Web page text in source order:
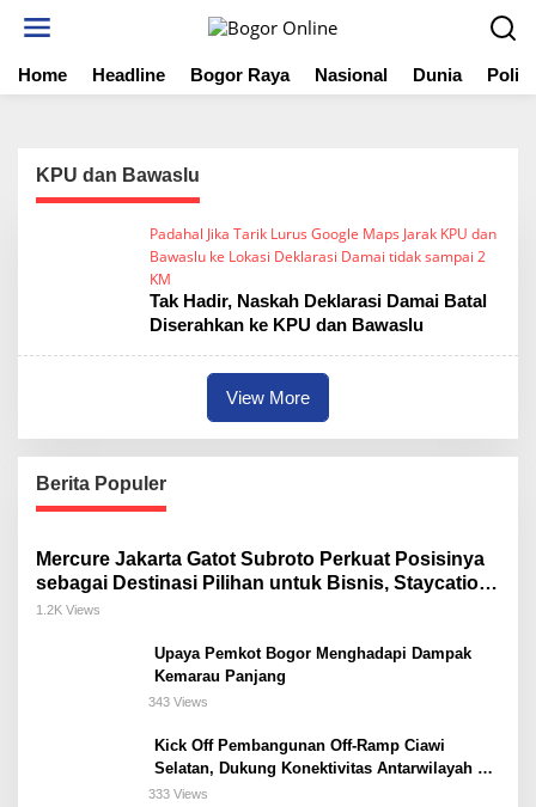
t
Home Headline Bogor Raya Nasional Dunia
KPU dan Bawaslu
Padahal Jika Tarik Lurus Google Maps Jarak KPU dan
Bawaslu ke Lokasi Deklarasi Damai tidak sampai 2
KM
Tak Hadir, Naskah Deklarasi Damai Batal
Diserahkan ke KPU dan Bawaslu
View More
Berita Populer
Mercure Jakarta Gatot Subroto Perkuat Posisinya
sebagai Destinasi Pilihan untuk Bisnis, Staycation,
Meeting, dan Kuliner di Jakarta Selatan
1.2K Views
Upaya Pemkot Bogor Menghadapi Dampak
Kemarau Panjang
343 Views
Kick Off Pembangunan Off-Ramp Ciawi
Selatan, Dukung Konektivitas Antarwilayah di
Bogor Selatan
333 Views